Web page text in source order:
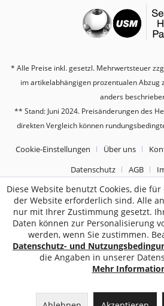
* Alle Preise inkl. gesetzl. Mehrwertsteuer
im artikelabhängigen prozentualen Abzug
anders
** Stand: Juni 2024. Preisänderungen des
direkten Vergleich können
Cookie-Einstellungen Über uns
Datenschutz
AGB
Sebworld
2187Bewertungen auf
Diese Website benutzt Cookies, die
der Website erforderlich sind. Alle
nur mit Ihrer Zustimmung gesetzt.
Daten können zur Personalisierung
werden, wenn Sie zustimmen.
Datenschutz- und
die Angaben in unserer
Mehr